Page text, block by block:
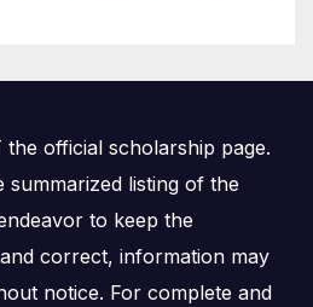
the official scholarship page.
summarized listing of the
to keep the
correct, information may
notice. For complete and